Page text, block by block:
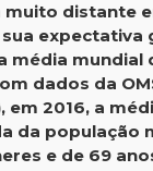
muito distante
expectativa
média mundial
dados da
em 2016, a
da população
e de 69